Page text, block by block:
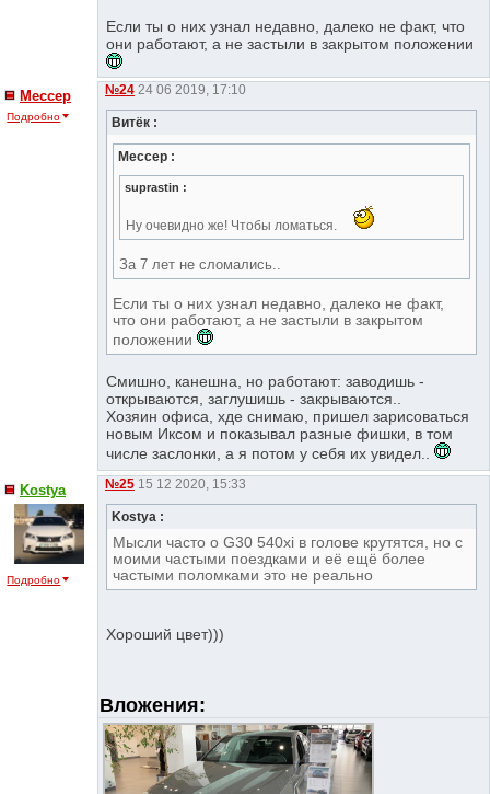
Если ты о них узнал недавно, далеко не факт, что
они работают, а не застыли в закрытом положении
Мессер
Подробно
№24 24 06 2019, 17:10
Витёк :
Мессер :
suprastin :
Ну очевидно же! Чтобы ломаться.
За 7 лет не сломались..
Если ты о них узнал недавно, далеко не факт,
что они работают, а не застыли в закрытом
положении
Смишно, канешна, но работают: заводишь -
открываются, заглушишь - закрываются..
Хозяин офиса, хде снимаю, пришел зарисоваться
новым Иксом и показывал разные фишки, в том
числе заслонки, а я потом у себя их увидел..
Kostya
Подробно
№25 15 12 2020, 15:33
Kostya :
Мысли часто о G30 540xi в голове крутятся, но с
моими частыми поездками и её ещё более
частыми поломками это не реально
Хороший цвет)))
Вложения: